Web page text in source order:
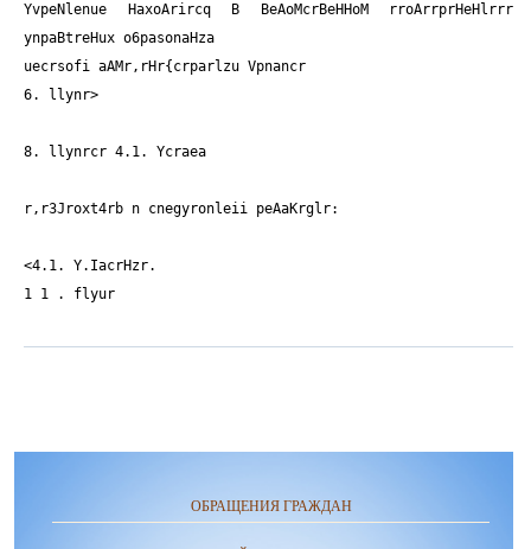
YvpeNlenue HaxoArircq B BeAoMcrBeHHoM rroArrprHeHlrrr
ynpaBtreHux o6pasonaHza
uecrsofi aAMr,rHr{crparlzu Vpnancr
6. llynr>
8. llynrcr 4.1. Ycraea
r,r3Jroxt4rb n cnegyronleii peAaKrglr:
<4.1. Y.IacrHzr.
1 1 . flyur
ОБРАЩЕНИЯ ГРАЖДАН